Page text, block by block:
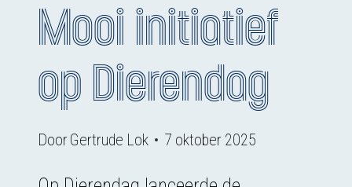
Mooi initiatief
op Dierendag
DoorGertrude Lok 7 oktober 2025